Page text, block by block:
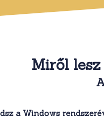
Miről
a Windows